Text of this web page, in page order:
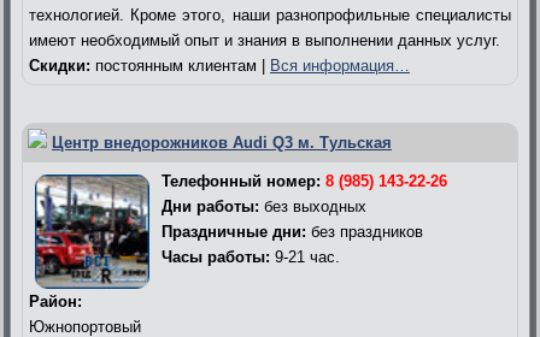
технологией. Кроме этого, наши разнопрофильные специалисты
имеют необходимый опыт и знания в выполнении данных услуг.
Скидки: постоянным клиентам | Вся информация…
Центр внедорожников Audi Q3 м. Тульская
Телефонный номер: 8 (985) 143-22-26
Дни работы: без выходных
Праздничные дни: без праздников
Часы работы: 9-21 час.
Район:
Южнопортовый